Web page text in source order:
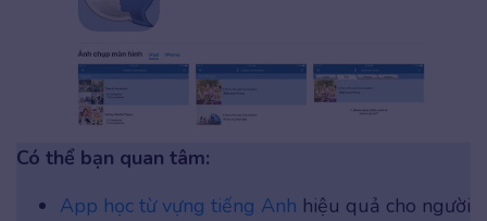
Có thể bạn quan tâm:
App học từ vựng tiếng Anh hiệu quả cho người